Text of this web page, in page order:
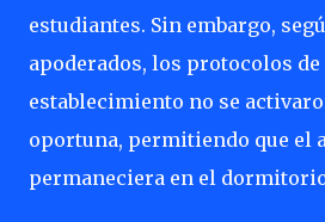
estudiantes. Sin embargo,
apoderados, los protocolos
establecimiento no se
oportuna, permitiendo que el
permaneciera en el